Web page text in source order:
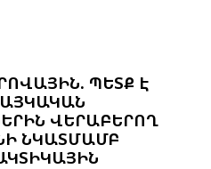
ՊԵՏՔ Է
ՎԵՐԱԲԵՐՈՂ
ՆԿԱՏՄԱՄԲ